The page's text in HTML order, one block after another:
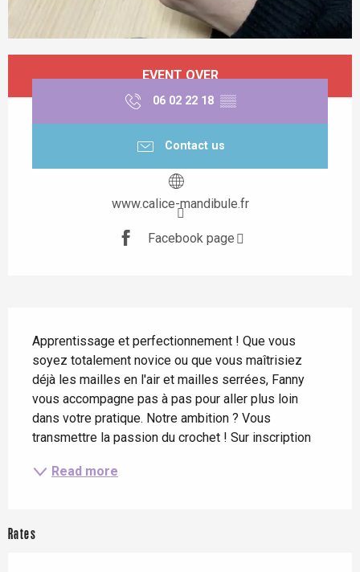
EVENT OVER
06 02 22 18 ▒▒
Contact us
www.calice-mandibule.fr
Facebook page
Apprentissage et perfectionnement ! Que vous
soyez totalement novice ou que vous maîtrisiez
déjà les mailles en l'air et mailles serrées, Fanny
vous accompagne pas à pas pour aller plus loin
dans votre pratique. Notre ambition ? Vous
transmettre la passion du crochet ! Sur inscription
Read more
Rates